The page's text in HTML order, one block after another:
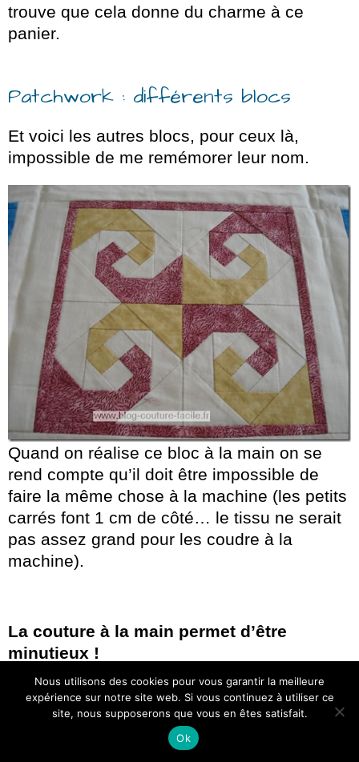
trouve que cela donne du charme à ce
panier.
Patchwork : différents blocs
Et voici les autres blocs, pour ceux là,
impossible de me remémorer leur nom.
Quand on réalise ce bloc à la main on se
rend compte qu’il doit être impossible de
faire la même chose à la machine (les petits
carrés font 1 cm de côté… le tissu ne serait
pas assez grand pour les coudre à la
machine).
La couture à la main permet d’être
minutieux !
Nous utilisons des cookies pour vous garantir la meilleure
expérience sur notre site web. Si vous continuez à utiliser ce
site, nous supposerons que vous en êtes satisfait.
Ok